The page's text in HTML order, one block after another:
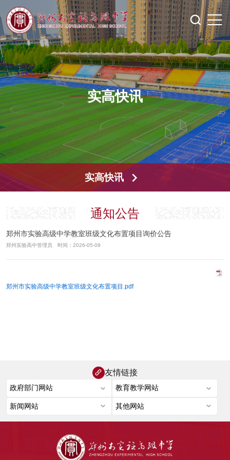
实高快讯
实高快讯
通知公告
郑州市实验高级中学教室班级文化布置项目询价公告
郑州实验高中管理员 时间：2026-05-09
郑州市实验高级中学教室班级文化布置项目.pdf
友情链接